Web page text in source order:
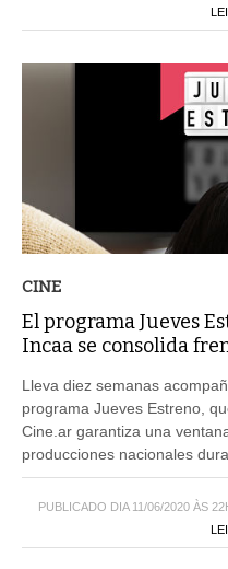
CINE
El programa Jueves
Incaa se consolida
Lleva diez semanas
programa Jueves Estreno,
Cine.ar garantiza una
producciones nacionales
PUBLICADO DIA 11/06/2020 ÀS